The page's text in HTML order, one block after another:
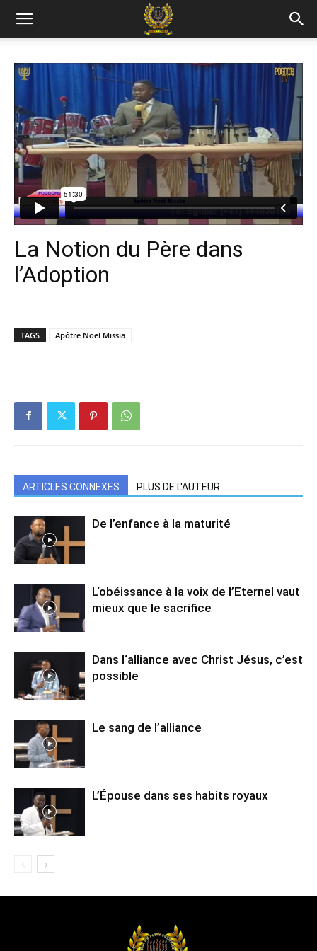
La Notion du Père dans
l’Adoption
TAGS Apôtre Noël Missia
ARTICLES CONNEXES PLUS DE L'AUTEUR
De l’enfance à la maturité
L‘obéissance à la voix de l’Eternel vaut
mieux que le sacrifice
Dans l‘alliance avec Christ Jésus, c’est
possible
Le sang de l’alliance
L’Épouse dans ses habits royaux